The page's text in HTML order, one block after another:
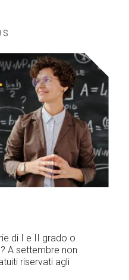
di I e II grado o
A settembre non
riservati agli